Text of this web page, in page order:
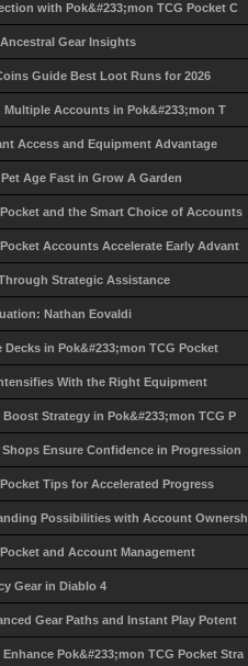
with Pok&#233;mon TCG Pocket C
Gear Insights
Guide Best Loot Runs for 2026
Accounts in Pok&#233;mon T
Access and Equipment Advantage
Age Fast in Grow A Garden
and the Smart Choice of Accounts
Accounts Accelerate Early Advant
Strategic Assistance
Nathan Eovaldi
in Pok&#233;mon TCG Pocket
With the Right Equipment
Strategy in Pok&#233;mon TCG P
Ensure Confidence in Progression
Tips for Accelerated Progress
Possibilities with Account Ownersh
and Account Management
Gear in Diablo 4
Gear Paths and Instant Play Potent
Pok&#233;mon TCG Pocket Stra